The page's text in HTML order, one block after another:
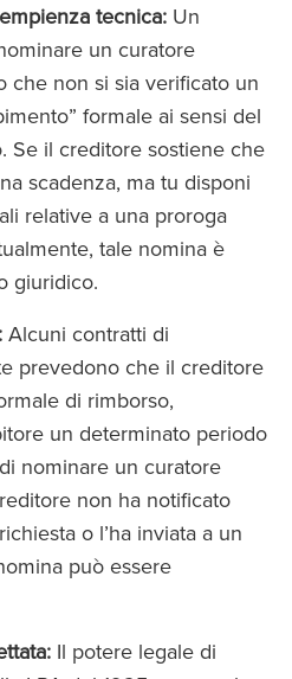
tecnica: Un
un curatore
che non si sia verificato un
formale ai sensi del
Se il creditore sostiene che
scadenza, ma tu disponi
relative a una proroga
tale nomina è
giuridico.
Alcuni contratti di
prevedono che il creditore
di rimborso,
un determinato periodo
nominare un curatore
non ha notificato
o l’ha inviata a un
può essere
Il potere legale di